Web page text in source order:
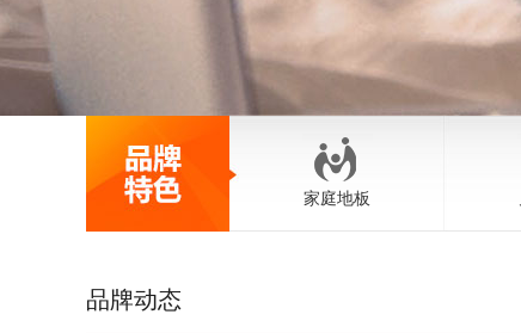
家庭地板
品牌动态